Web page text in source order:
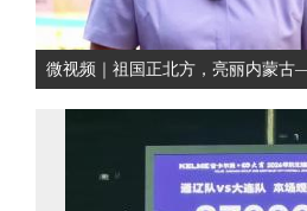
微视频｜祖国正北方，亮丽内蒙